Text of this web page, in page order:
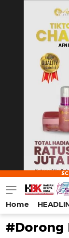
Home
#Dorong